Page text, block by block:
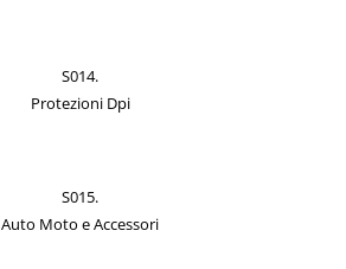
S014.
Protezioni Dpi
S015.
Auto Moto e Accessori